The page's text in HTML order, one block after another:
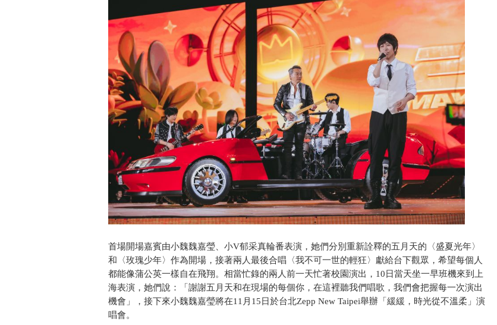
首場開場嘉賓由小魏魏嘉瑩、小V郁采真輪番表演，她們分別重新詮釋的五月天的〈盛夏光年〉
和〈玫瑰少年〉作為開場，接著兩人最後合唱〈我不可一世的輕狂〉獻給台下觀眾，希望每個人
都能像蒲公英一樣自在飛翔。相當忙錄的兩人前一天忙著校園演出，10日當天坐一早班機來到上
海表演，她們說：「謝謝五月天和在現場的每個你，在這裡聽我們唱歌，我們會把握每一次演出
機會」，接下來小魏魏嘉瑩將在11月15日於台北Zepp New Taipei舉辦「緩緩，時光從不溫柔」演
唱會。